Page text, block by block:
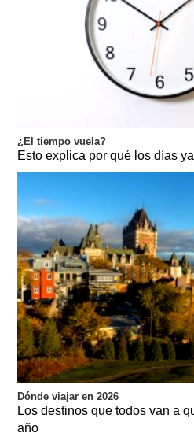
¿El tiempo vuela?
Esto explica por qué los días
Dónde viajar en 2026
Los destinos que todos van a
año